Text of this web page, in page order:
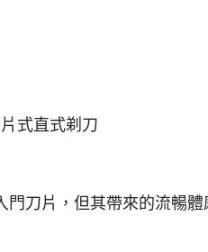
式直式剃刀
門刀片，但其帶來的流暢